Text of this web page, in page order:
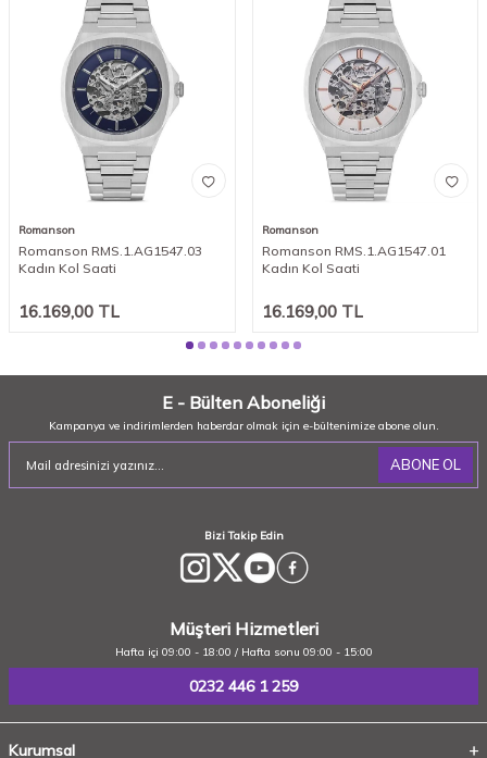
Romanson
Romanson RMS.1.AG1547.03
Kadın Kol Saati
16.169,00 TL
Romanson
Romanson RMS.1.AG1547.01
Kadın Kol Saati
16.169,00TL
E - Bülten Aboneliği
Kampanya ve indirimlerden haberdar olmak için e-bültenimize abone olun.
ABONE OL
Bizi Takip Edin
Müşteri Hizmetleri
Hafta içi 09:00 - 18:00 / Hafta sonu 09:00 - 15:00
0232 446 1 259
Kurumsal